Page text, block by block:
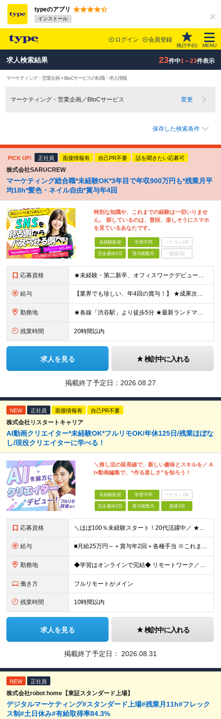
typeのアプリ
インストール
ログイン 会員登録
検討中(0) MENU
求人検索結果 23件中1～23件表示
マーケティング・営業企画 × BtoCサービスの転職・求人情報
マーケティング・営業企画／BtoCサービス 変更
保存した検索条件
PICK UP! 正社員 面接情報有 自己PR不要 話を聞きたい応募可
株式会社SARUCREW
マーケティング総合職*未経験OK*3年目で年収900万円も*残業月平
均18h*髪色・ネイル自由*賞与年4回
特別な知識や、これまでの経験は一切いりませ
ん。 探しているのは、普段、楽しそうにスマホ
を見ているあなたです。
未経験歓迎 学歴不問 ベテランOK
完全週休2日 賞与複数月 面接1回
応募資格 ★未経験・第二新卒、オフィスワークデビュー大歓迎 ★平均年齢は28.6歳！ ★20代の若手メンバーが中心になって活躍している職場です！ ●学歴不問 ※35歳以下の方（若年層の長期キャリア形成） ★こ
給与 【業界でも珍しい、年4回の賞与！】 ★成果次第でスピード昇給可 →20代で年収700万〜900万超も！ ■未経験：月給26〜30万円＋賞与年4回（業績による）＋各種手当 ※経験・スキルを考慮して決定
勤務地 ★各線「渋谷駅」より徒歩5分 ★最新ランドマークオフィスです！ ★転勤はありません 【本社】 東京都渋谷区道玄坂2-25-12 道玄坂通 dogenzaka-dori 5階 ※(変更の範囲)上記を除
残業時間 20時間以内
求人を見る 検討中に入れる
掲載終了予定日： 2026.08.27
NEW 正社員 面接情報有 自己PR不要
株式会社リスタートキャリア
AI動画クリエイター*未経験OK*フルリモOK/年休125日/残業ほぼな
し/現役クリエイターに学べる！
＼推し活の延長線で、新しい趣味とスキルを／ A
I×動画編集で、“作る楽しさ”を知ろう！
未経験歓迎 学歴不問 ベテランOK
完全週休2日 賞与複数月 面接1回
応募資格 ＼ほぼ100％未経験スタート！20代活躍中／ ★未経験OK ★学歴不問／第二新卒歓迎 ★35歳以下の方（若年層の長期キャリア形成を図るため） ＜こんな方は大歓迎！＞ ・YouTubeやTikTokな
給与 ■月給25万円～＋賞与年2回＋各種手当 ※これまでの経験・スキル・前職の給与を考慮して決定します ※上記には、固定残業代（月20時間分／32,500円～）が含まれます ＜研修期間（7ヶ月～最大10ヶ
勤務地 ◆学習はオンラインで完結◆ リモートワーク／フルリモート案件あり・転勤なし ◇本社(秋葉原)または一都三県のクライアント先 ※勤務地につきましては、ご相談の上で配属 ＜本社＞ ◇東京都台東区台東1
働き方 フルリモートがメイン
残業時間 10時間以内
求人を見る 検討中に入れる
掲載終了予定日： 2026.08.31
NEW 正社員
株式会社robot home【東証スタンダード上場】
デジタルマーケティング#スタンダード上場#残業月11h#フレック
ス制#土日休み#有給取得率84.3%